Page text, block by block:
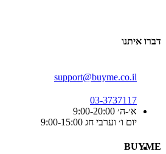
דברו איתנו
support@buyme.co.il
03-3737117
א׳-ה׳ 9:00-20:00
יום ו׳ וערבי חג 9:00-15:00
BUYME